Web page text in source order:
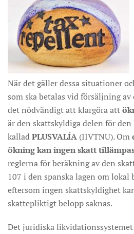
När det gäller dessa situationer
som ska betalas vid försäljning
det nödvändigt att klargöra att
är den skattskyldiga delen för
kalladPLUSVALÍA (IIVTNU). Om
ökning kan ingen skatt
reglerna för beräkning av den
107 i den spanska lagen om
eftersom ingen skattskyldighet
skattepliktigt belopp saknas.
Det juridiska